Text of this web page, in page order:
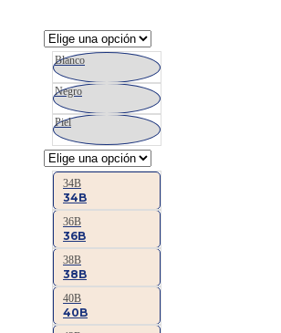
Blanco
Negro
Piel
34B
34B
36B
36B
38B
38B
40B
40B